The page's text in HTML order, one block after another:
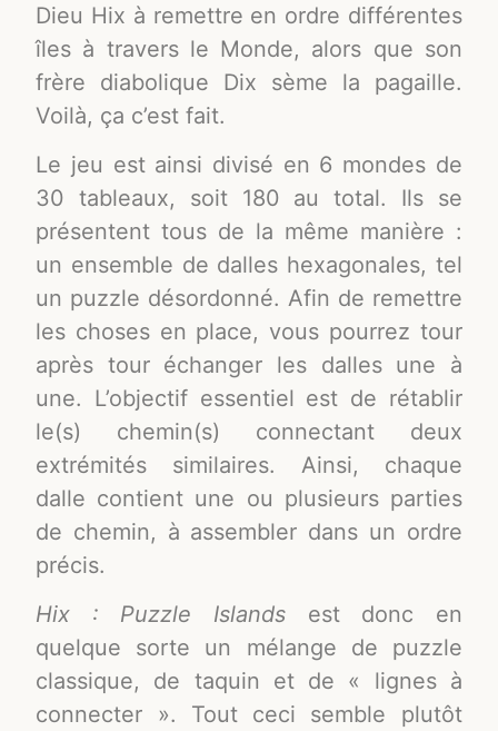
Dieu Hix à remettre en ordre différentes
îles à travers le Monde, alors que son
frère diabolique Dix sème la pagaille.
Voilà, ça c’est fait.
Le jeu est ainsi divisé en 6 mondes de
30 tableaux, soit 180 au total. Ils se
présentent tous de la même manière :
un ensemble de dalles hexagonales, tel
un puzzle désordonné. Afin de remettre
les choses en place, vous pourrez tour
après tour échanger les dalles une à
une. L’objectif essentiel est de rétablir
le(s) chemin(s) connectant deux
extrémités similaires. Ainsi, chaque
dalle contient une ou plusieurs parties
de chemin, à assembler dans un ordre
précis.
Hix : Puzzle Islands est donc en
quelque sorte un mélange de puzzle
classique, de taquin et de « lignes à
connecter ». Tout ceci semble plutôt